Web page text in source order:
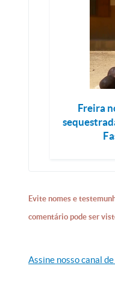
Freira
Evite nomes e
comentário pode ser
Assine nosso canal